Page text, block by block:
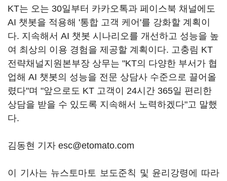
KT는 오는 30일부터 카카오톡과 페이스북 채널에도
AI 챗봇을 적용해 '통합 고객 케어'를 강화할 계획이
다. 지속해서 AI 챗봇 시나리오를 개선하고 성능을 높
여 최상의 이용 경험을 제공할 계획이다. 고충림 KT
전략채널지원본부장 상무는 "KT의 다양한 부서가 협
업해 AI 챗봇의 성능을 전문 상담사 수준으로 끌어올
렸다"며 "앞으로도 KT 고객이 24시간 365일 편리한
상담을 받을 수 있도록 지속해서 노력하겠다"고 말했
다.
김동현 기자 esc@etomato.com
이 기사는 뉴스토마토 보도준칙 및 윤리강령에 따라